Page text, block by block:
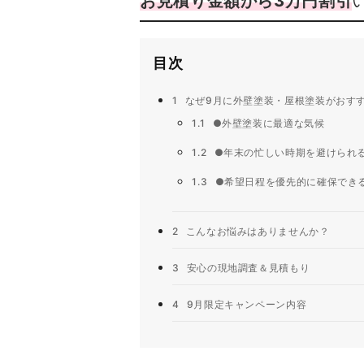
目次
1
なぜ9月に外壁塗装・屋根塗装がおす
1.1
●外壁塗装に最適な気候
1.2 ●年末の忙しい時期を避けられ
1.3 ●希望日程を優先的に確保でき
2 こんなお悩みはありませんか？
3 安心の現地調査＆見積もり
4 9月限定キャンペーン内容